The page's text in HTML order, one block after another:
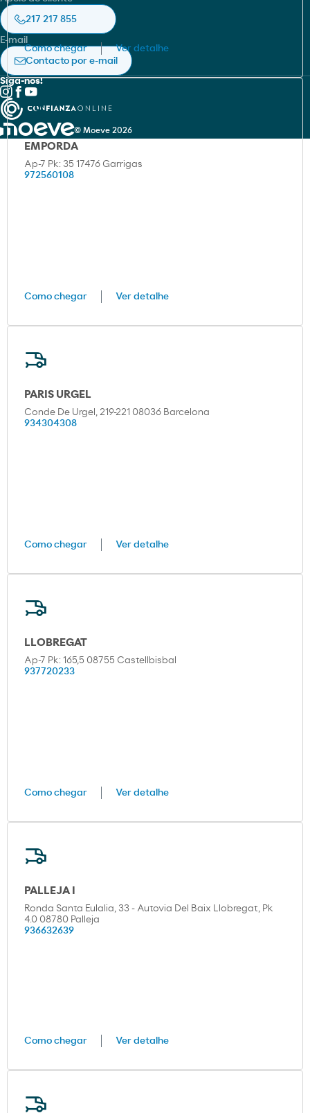
Como chegar Ver detalhe
EMPORDA
Ap-7 Pk: 35 17476 Garrigas
972560108
Como chegar Ver detalhe
PARIS URGEL
Conde De Urgel, 219-221 08036 Barcelona
934304308
Como chegar Ver detalhe
LLOBREGAT
Ap-7 Pk: 165,5 08755 Castellbisbal
937720233
Como chegar Ver detalhe
PALLEJA I
Ronda Santa Eulalia, 33 - Autovia Del Baix Llobregat, Pk
4.0 08780 Palleja
936632639
Como chegar Ver detalhe
HSEQ e Sustentabilidade
Política de cookies
Aviso legal
Política de privacidade
217 217 855
E-mail
Contacto por e-mail
© Moeve 2026
Siga-nos!